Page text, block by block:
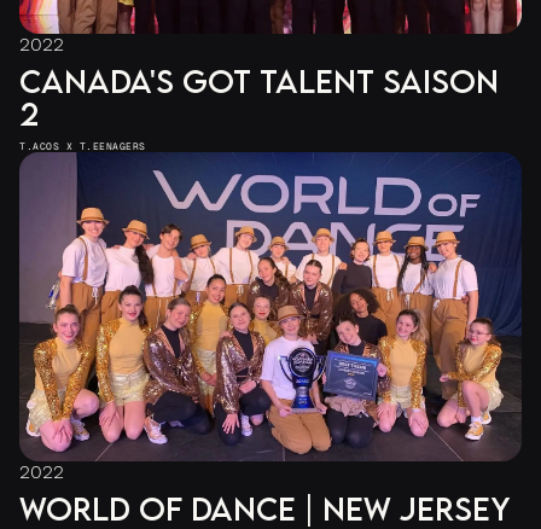
2022
CANADA'S GOT TALENT SAISON
2
T.ACOS X T.EENAGERS
2022
WORLD OF DANCE | NEW JERSEY